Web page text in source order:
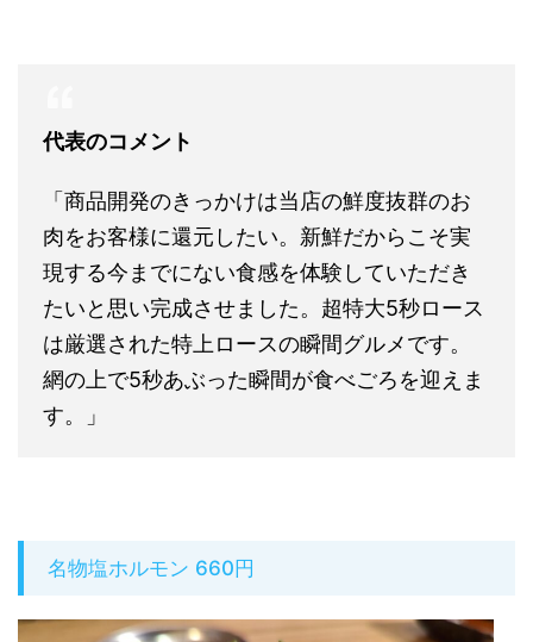
代表のコメント
「商品開発のきっかけは当店の鮮度抜群のお
肉をお客様に還元したい。新鮮だからこそ実
現する今までにない食感を体験していただき
たいと思い完成させました。超特大5秒ロース
は厳選された特上ロースの瞬間グルメです。
網の上で5秒あぶった瞬間が食べごろを迎えま
す。」
名物塩ホルモン 660円